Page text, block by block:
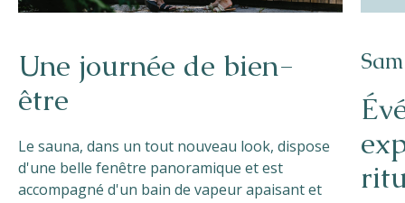
Une journée de bien-
être
Le sauna, dans un tout nouveau look, dispose
d'une belle fenêtre panoramique et est
accompagné d'un bain de vapeur apaisant et